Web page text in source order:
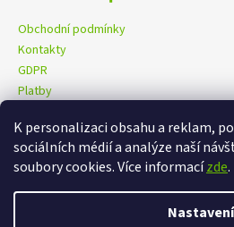
K personalizaci obsahu a reklam,
sociálních médií a analýze naší
soubory cookies. Více informacízde.
Nastavení
Obchodní podmínky
Kontakty
GDPR
Platby
eXtrem-audio na facebooku